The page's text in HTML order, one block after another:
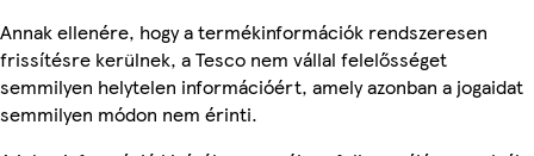
Annak ellenére, hogy a termékinformációk rendszeresen
frissítésre kerülnek, a Tesco nem vállal felelősséget
semmilyen helytelen információért, amely azonban a jogaidat
semmilyen módon nem érinti.